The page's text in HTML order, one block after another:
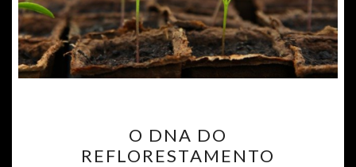
O DNA DO
REFLORESTAMENTO